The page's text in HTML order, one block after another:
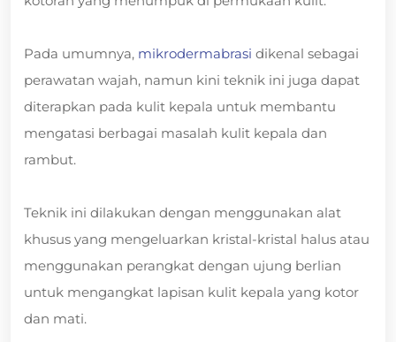
Pada umumnya, mikrodermabrasi dikenal sebagai
perawatan wajah, namun kini teknik ini juga dapat
diterapkan pada kulit kepala untuk membantu
mengatasi berbagai masalah kulit kepala dan
rambut.
Teknik ini dilakukan dengan menggunakan alat
khusus yang mengeluarkan kristal-kristal halus atau
menggunakan perangkat dengan ujung berlian
untuk mengangkat lapisan kulit kepala yang kotor
dan mati.